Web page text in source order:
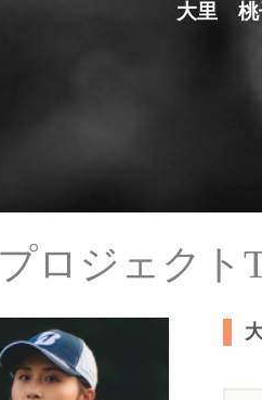
大里 桃
ロジェクト